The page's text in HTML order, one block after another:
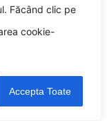
Făcând clic pe
cookie-
Accepta Toate